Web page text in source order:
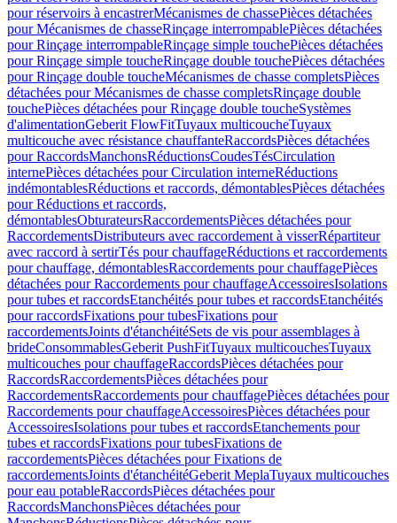
pour réservoirs à encastrerMécanismes de chassePièces détachées
pour Mécanismes de chasseRinçage interrompablePièces détachées
pour Rinçage interrompableRinçage simple touchePièces détachées
pour Rinçage simple toucheRinçage double touchePièces détachées
pour Rinçage double toucheMécanismes de chasse completsPièces
détachées pour Mécanismes de chasse completsRinçage double
touchePièces détachées pour Rinçage double toucheSystèmes
d'alimentationGeberit FlowFitTuyaux multicoucheTuyaux
multicouche avec résistance chauffanteRaccordsPièces détachées
pour RaccordsManchonsRéductionsCoudesTésCirculation
internePièces détachées pour Circulation interneRéductions
indémontablesRéductions et raccords, démontablesPièces détachées
pour Réductions et raccords,
démontablesObturateursRaccordementsPièces détachées pour
RaccordementsDistributeurs avec raccordement à visserRépartiteur
avec raccord à sertirTés pour chauffageRéductions et raccordements
pour chauffage, démontablesRaccordements pour chauffagePièces
détachées pour Raccordements pour chauffageAccessoiresIsolations
pour tubes et raccordsEtanchéités pour tubes et raccordsEtanchéités
pour raccordsFixations pour tubesFixations pour
raccordementsJoints d'étanchéitéSets de vis pour assemblages à
brideConsommablesGeberit PushFitTuyaux multicouchesTuyaux
multicouches pour chauffageRaccordsPièces détachées pour
RaccordsRaccordementsPièces détachées pour
RaccordementsRaccordements pour chauffagePièces détachées pour
Raccordements pour chauffageAccessoiresPièces détachées pour
AccessoiresIsolations pour tubes et raccordsEtanchements pour
tubes et raccordsFixations pour tubesFixations de
raccordementsPièces détachées pour Fixations de
raccordementsJoints d'étanchéitéGeberit MeplaTuyaux multicouches
pour eau potableRaccordsPièces détachées pour
RaccordsManchonsPièces détachées pour